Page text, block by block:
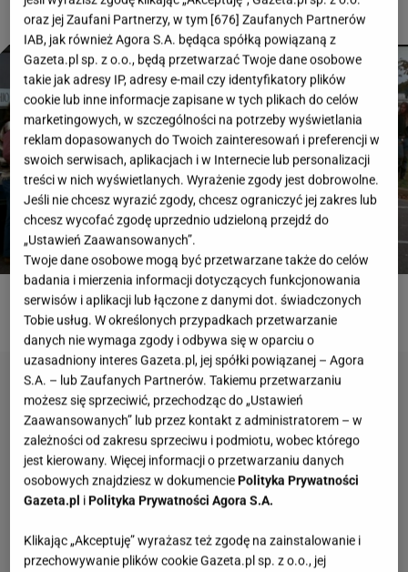
ROZWIĄŻ QUIZ
oraz jej Zaufani Partnerzy, w tym [676] Zaufanych Partnerów
IAB, jak również Agora S.A. będąca spółką powiązaną z
Gazeta.pl sp. z o.o., będą przetwarzać Twoje dane osobowe
takie jak adresy IP, adresy e-mail czy identyfikatory plików
cookie lub inne informacje zapisane w tych plikach do celów
marketingowych, w szczególności na potrzeby wyświetlania
reklam dopasowanych do Twoich zainteresowań i preferencji w
swoich serwisach, aplikacjach i w Internecie lub personalizacji
treści w nich wyświetlanych. Wyrażenie zgody jest dobrowolne.
Jeśli nie chcesz wyrazić zgody, chcesz ograniczyć jej zakres lub
chcesz wycofać zgodę uprzednio udzieloną przejdź do
„Ustawień Zaawansowanych”.
Twoje dane osobowe mogą być przetwarzane także do celów
badania i mierzenia informacji dotyczących funkcjonowania
serwisów i aplikacji lub łączone z danymi dot. świadczonych
Tobie usług. W określonych przypadkach przetwarzanie
danych nie wymaga zgody i odbywa się w oparciu o
uzasadniony interes Gazeta.pl, jej spółki powiązanej – Agora
S.A. – lub Zaufanych Partnerów. Takiemu przetwarzaniu
możesz się sprzeciwić, przechodząc do „Ustawień
Zaawansowanych” lub przez kontakt z administratorem – w
zależności od zakresu sprzeciwu i podmiotu, wobec którego
jest kierowany. Więcej informacji o przetwarzaniu danych
osobowych znajdziesz w dokumencie Polityka Prywatności
Gazeta.pl i Polityka Prywatności Agora S.A.
Klikając „Akceptuję” wyrażasz też zgodę na zainstalowanie i
przechowywanie plików cookie Gazeta.pl sp. z o.o., jej